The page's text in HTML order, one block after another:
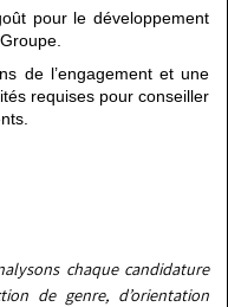
pour le développement
de l’engagement et une
requises pour conseiller
chaque candidature
de genre, d’orientation